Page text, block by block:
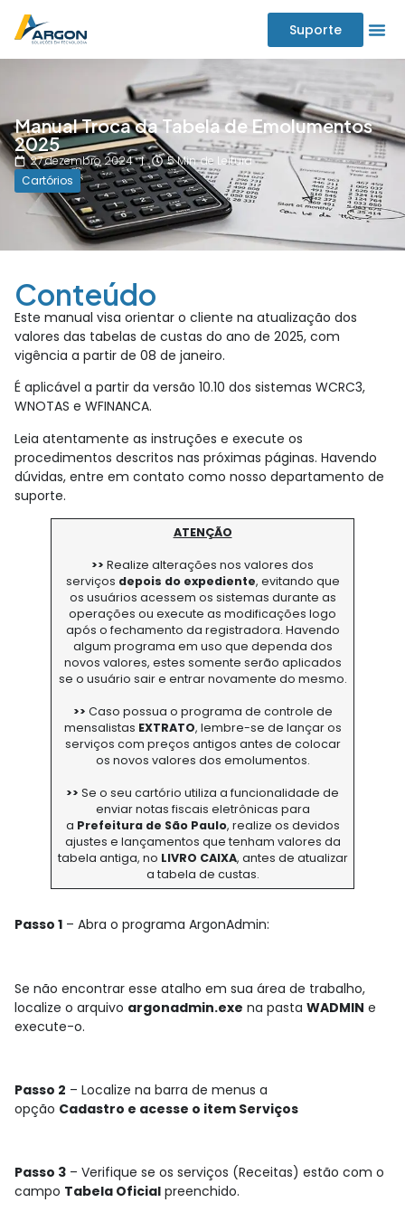
Suporte
Manual Troca da Tabela de Emolumentos
2025
27 dezembro 2024
5 Min. de Leitura
Cartórios
Conteúdo
Este manual visa orientar o cliente na atualização dos
valores das tabelas de custas do ano de 2025, com
vigência a partir de 08 de janeiro.
É aplicável a partir da versão 10.10 dos sistemas WCRC3,
WNOTAS e WFINANCA.
Leia atentamente as instruções e execute os
procedimentos descritos nas próximas páginas. Havendo
dúvidas, entre em contato como nosso departamento de
suporte.
ATENÇÃO
>> Realize alterações nos valores dos
serviços depois do expediente, evitando que
os usuários acessem os sistemas durante as
operações ou execute as modificações logo
após o fechamento da registradora. Havendo
algum programa em uso que dependa dos
novos valores, estes somente serão aplicados
se o usuário sair e entrar novamente do mesmo.
>> Caso possua o programa de controle de
mensalistas EXTRATO, lembre-se de lançar os
serviços com preços antigos antes de colocar
os novos valores dos emolumentos.
>> Se o seu cartório utiliza a funcionalidade de
enviar notas fiscais eletrônicas para
a Prefeitura de São Paulo, realize os devidos
ajustes e lançamentos que tenham valores da
tabela antiga, no LIVRO CAIXA, antes de atualizar
a tabela de custas.
Passo 1 – Abra o programa ArgonAdmin:
Se não encontrar esse atalho em sua área de trabalho,
localize o arquivo argonadmin.exe na pasta WADMIN e
execute-o.
Passo 2 – Localize na barra de menus a
opção Cadastro e acesse o item Serviços
Passo 3 – Verifique se os serviços (Receitas) estão com o
campo Tabela Oficial preenchido.